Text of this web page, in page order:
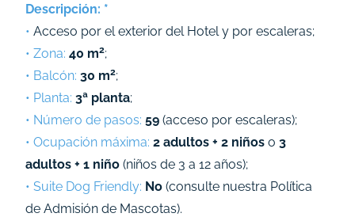
Descripción: *
• Acceso por el exterior del Hotel y por escaleras;
• Zona: 40 m2;
• Balcón: 30 m2;
• Planta: 3ª planta;
• Número de pasos: 59 (acceso por escaleras);
• Ocupación máxima: 2 adultos + 2 niños o 3
adultos + 1 niño (niños de 3 a 12 años);
• Suite Dog Friendly: No (consulte nuestra Política
de Admisión de Mascotas).